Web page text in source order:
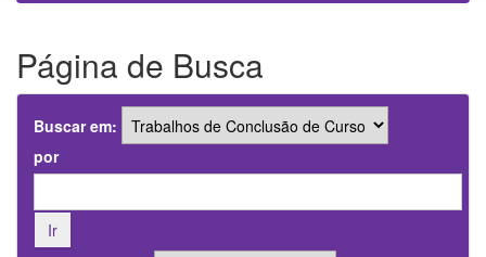
Página de Busca
Buscar em:
por